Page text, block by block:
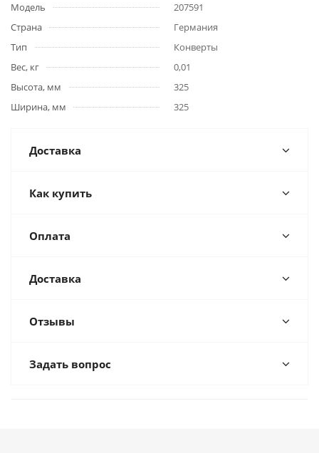
Модель
207591
Страна
Германия
Тип
Конверты
Вес, кг
0,01
Высота, мм
325
Ширина, мм
325
Доставка
Как купить
Оплата
Доставка
Отзывы
Задать вопрос